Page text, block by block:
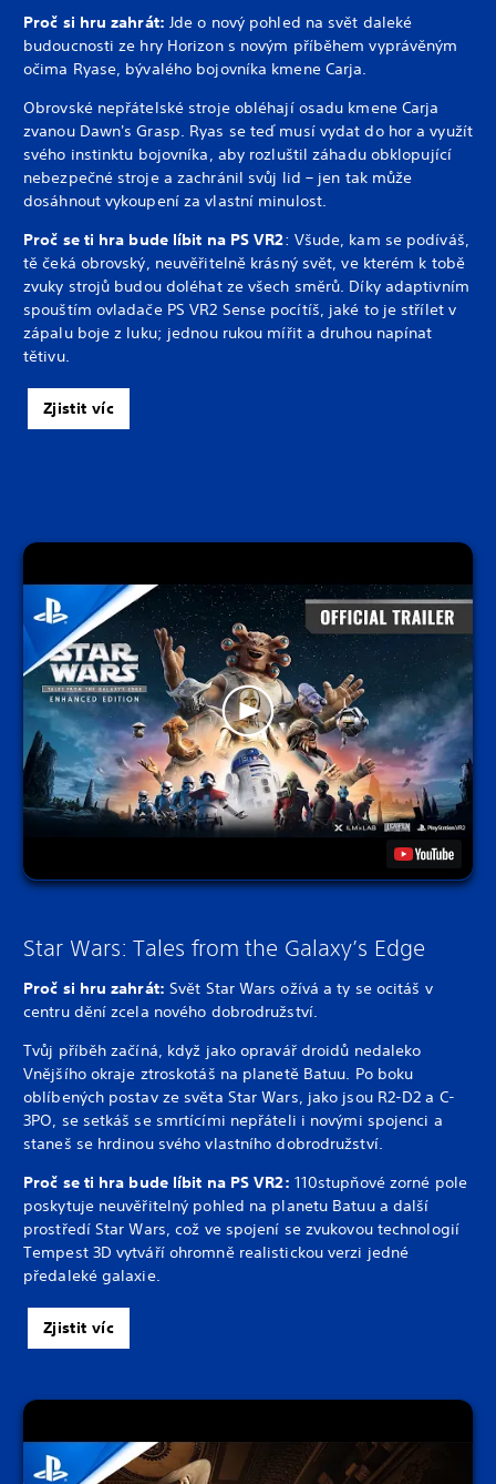
Proč si hru zahrát: Jde o nový pohled na svět daleké
budoucnosti ze hry Horizon s novým příběhem vyprávěným
očima Ryase, bývalého bojovníka kmene Carja.
Obrovské nepřátelské stroje obléhají osadu kmene Carja
zvanou Dawn's Grasp. Ryas se teď musí vydat do hor a využít
svého instinktu bojovníka, aby rozluštil záhadu obklopující
nebezpečné stroje a zachránil svůj lid – jen tak může
dosáhnout vykoupení za vlastní minulost.
Proč se ti hra bude líbit na PS VR2: Všude, kam se podíváš,
tě čeká obrovský, neuvěřitelně krásný svět, ve kterém k tobě
zvuky strojů budou doléhat ze všech směrů. Díky adaptivním
spouštím ovladače PS VR2 Sense pocítíš, jaké to je střílet v
zápalu boje z luku; jednou rukou mířit a druhou napínat
tětivu.
Zjistit víc
Star Wars: Tales from the Galaxy’s Edge
Proč si hru zahrát: Svět Star Wars ožívá a ty se ocitáš v
centru dění zcela nového dobrodružství.
Tvůj příběh začíná, když jako opravář droidů nedaleko
Vnějšího okraje ztroskotáš na planetě Batuu. Po boku
oblíbených postav ze světa Star Wars, jako jsou R2-D2 a C-
3PO, se setkáš se smrtícími nepřáteli i novými spojenci a
staneš se hrdinou svého vlastního dobrodružství.
Proč se ti hra bude líbit na PS VR2: 110stupňové zorné pole
poskytuje neuvěřitelný pohled na planetu Batuu a další
prostředí Star Wars, což ve spojení se zvukovou technologií
Tempest 3D vytváří ohromně realistickou verzi jedné
předaleké galaxie.
Zjistit víc